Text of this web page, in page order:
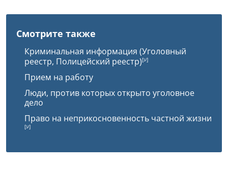
Смотрите также
Криминальная информация (Уголовный
реестр, Полицейский реестр)
Прием на работу
Люди, против которых открыто уголовное
дело
Право на неприкосновенность частной жизни